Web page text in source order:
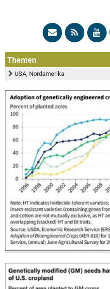
Themen
USA, Nordamerika